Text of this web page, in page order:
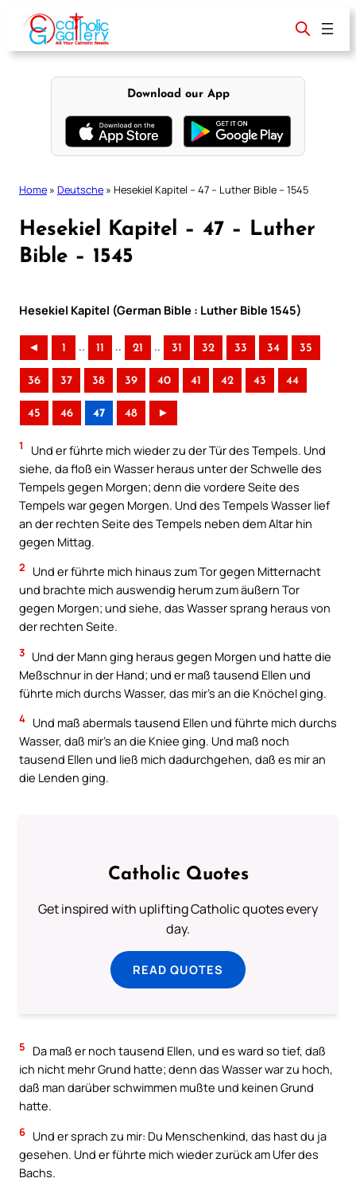
content
Download our App
Home » Deutsche » Hesekiel Kapitel – 47 – Luther Bible – 1545
Hesekiel Kapitel – 47 – Luther
Bible – 1545
Hesekiel Kapitel (German Bible : Luther Bible 1545)
◄ 1 .. 11 .. 21 .. 31 32 33 34 35
36 37 38 39 40 41 42 43 44
45 46 47 48 ►
1
Und er führte mich wieder zu der Tür des Tempels. Und
siehe, da floß ein Wasser heraus unter der Schwelle des
Tempels gegen Morgen; denn die vordere Seite des
Tempels war gegen Morgen. Und des Tempels Wasser lief
an der rechten Seite des Tempels neben dem Altar hin
gegen Mittag.
2
Und er führte mich hinaus zum Tor gegen Mitternacht
und brachte mich auswendig herum zum äußern Tor
gegen Morgen; und siehe, das Wasser sprang heraus von
der rechten Seite.
3 Und der Mann ging heraus gegen Morgen und hatte die
Meßschnur in der Hand; und er maß tausend Ellen und
führte mich durchs Wasser, das mir’s an die Knöchel ging.
4 Und maß abermals tausend Ellen und führte mich durchs
Wasser, daß mir’s an die Kniee ging. Und maß noch
tausend Ellen und ließ mich dadurchgehen, daß es mir an
die Lenden ging.
Catholic Quotes
Get inspired with uplifting Catholic quotes every
day.
READ QUOTES
5
Da maß er noch tausend Ellen, und es ward so tief, daß
ich nicht mehr Grund hatte; denn das Wasser war zu hoch,
daß man darüber schwimmen mußte und keinen Grund
hatte.
6 Und er sprach zu mir: Du Menschenkind, das hast du ja
gesehen. Und er führte mich wieder zurück am Ufer des
Bachs.